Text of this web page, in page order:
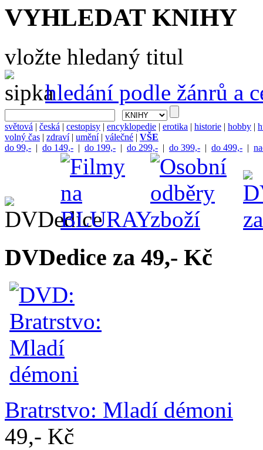
VYHLEDAT KNIHY
vložte hledaný titul
hledání podle žánrů a
světová | česká | cestopisy | encyklopedie | erotika | historie | hobby |
volný čas | zdraví| umění| válečné | VŠE
do 99,- | do 149,- | do 199,- | do 299,- | do 399,- | do 499,- |
DVDedice za 49,- Kč
Bratrstvo: Mladí démoni
49,- Kč